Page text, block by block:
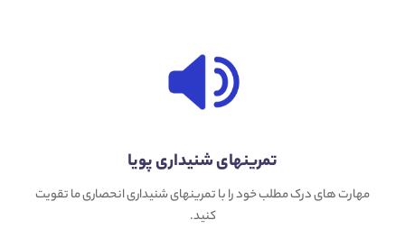
تمرینهای شنیداری پویا
مهارت های درک مطلب خود را با تمرینهای شنیداری انحصاری ما تقویت
کنید.